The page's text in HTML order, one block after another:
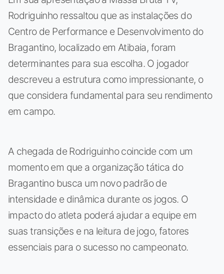
Rodriguinho ressaltou que as instalações do
Centro de Performance e Desenvolvimento do
Bragantino, localizado em Atibaia, foram
determinantes para sua escolha. O jogador
descreveu a estrutura como impressionante, o
que considera fundamental para seu rendimento
em campo.
A chegada de Rodriguinho coincide com um
momento em que a organização tática do
Bragantino busca um novo padrão de
intensidade e dinâmica durante os jogos. O
impacto do atleta poderá ajudar a equipe em
suas transições e na leitura de jogo, fatores
essenciais para o sucesso no campeonato.